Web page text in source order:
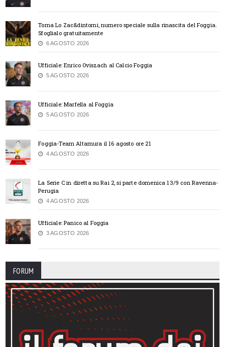
Torna Lo Zac&dintorni, numero speciale sulla rinascita del Foggia.
Sfoglialo gratuitamente
6 AGOSTO 2026
Ufficiale: Enrico Oviszach al Calcio Foggia
5 AGOSTO 2026
Ufficiale: Marfella al Foggia
5 AGOSTO 2026
Foggia-Team Altamura il 16 agosto ore 21
4 AGOSTO 2026
La Serie C in diretta su Rai 2, si parte domenica 13/9 con Ravenna-
Perugia
4 AGOSTO 2026
Ufficiale: Panico al Foggia
3 AGOSTO 2026
FORUM